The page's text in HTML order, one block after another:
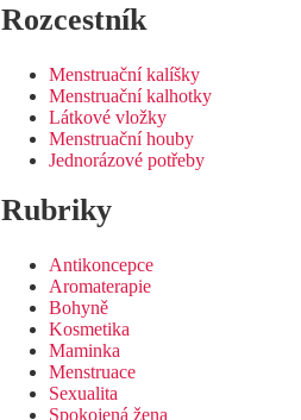
Rozcestník
Menstruační kalíšky
Menstruační kalhotky
Látkové vložky
Menstruační houby
Jednorázové potřeby
Rubriky
Antikoncepce
Aromaterapie
Bohyně
Kosmetika
Maminka
Menstruace
Sexualita
Spokojená žena